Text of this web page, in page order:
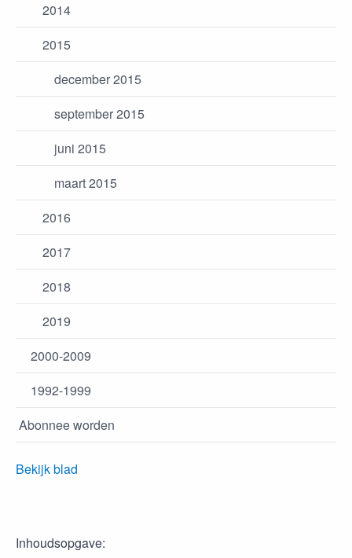
2014
2015
december 2015
september 2015
juni 2015
maart 2015
2016
2017
2018
2019
2000-2009
1992-1999
Abonnee worden
Bekijk blad
Inhoudsopgave: